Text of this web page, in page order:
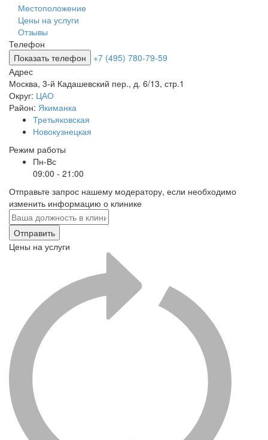
Местоположение
Цены на услуги
Отзывы
Телефон
Показать телефон
+7 (495) 780-79-59
Адрес
Москва, 3-й Кадашевский пер., д. 6/13, стр.1
Округ: ЦАО
Район: Якиманка
Третьяковская
Новокузнецкая
Режим работы
Пн-Вс
09:00 - 21:00
Отправьте запрос нашему модератору, если необходимо
изменить информацию о клинике
Отправить
Цены на услуги